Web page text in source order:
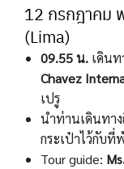
12 กรกฎาคม
(Lima)
09.55 น. เดินท
Chavez
เปรู
นำท่านเดินทาง
กระเป๋าไว้กับที่
Tour guide: